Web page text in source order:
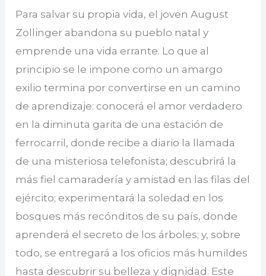
Para salvar su propia vida, el joven August
Zollinger abandona su pueblo natal y
emprende una vida errante. Lo que al
principio se le impone como un amargo
exilio termina por convertirse en un camino
de aprendizaje: conocerá el amor verdadero
en la diminuta garita de una estación de
ferrocarril, donde recibe a diario la llamada
de una misteriosa telefonista; descubrirá la
más fiel camaradería y amistad en las filas del
ejército; experimentará la soledad en los
bosques más recónditos de su país, donde
aprenderá el secreto de los árboles; y, sobre
todo, se entregará a los oficios más humildes
hasta descubrir su belleza y dignidad. Este